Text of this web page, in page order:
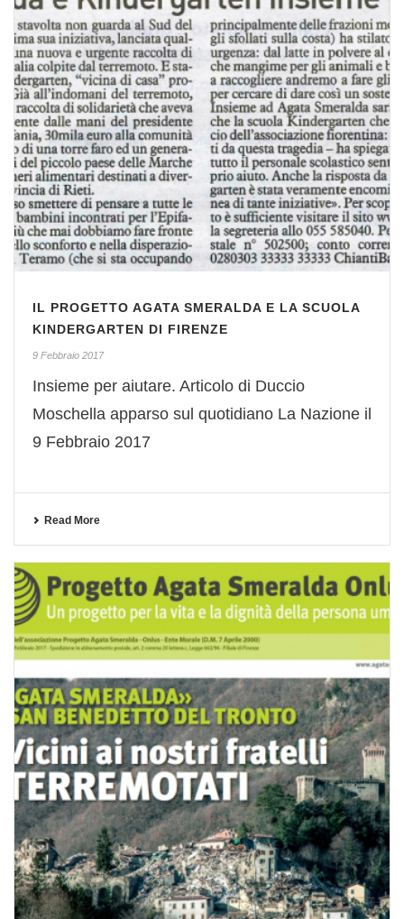
IL PROGETTO AGATA SMERALDA E LA SCUOLA
KINDERGARTEN DI FIRENZE
9 Febbraio 2017
Insieme per aiutare. Articolo di Duccio
Moschella apparso sul quotidiano La Nazione il
9 Febbraio 2017
Read More